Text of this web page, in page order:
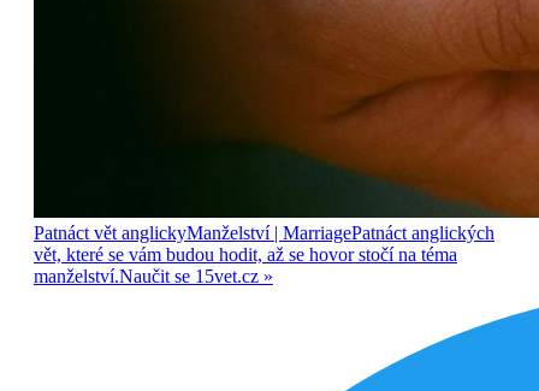
Patnáct vět anglickyManželství | MarriagePatnáct anglických
vět, které se vám budou hodit, až se hovor stočí na téma
manželství.Naučit se 15vet.cz »